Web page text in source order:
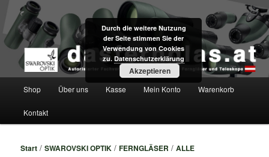
primären
Inhalt
springendasfernglas.at
Fachversand für Swarovski Optik Ferngläser und Teleskope direkt aus Tirol
Shop Über uns Kasse Mein Konto Warenkorb
Kontakt
Start /SWAROVSKI OPTIK /FERNGLÄSER /ALLE
Durch die weitere Nutzung
der Seite stimmen Sie der
Verwendung von Cookies
zu. Datenschutzerklärung
Akzeptieren